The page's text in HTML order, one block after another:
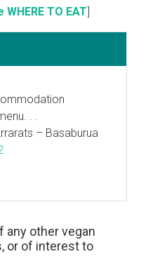
WHERE TO EAT]
. .
– Basaburua
any other vegan
or of interest to